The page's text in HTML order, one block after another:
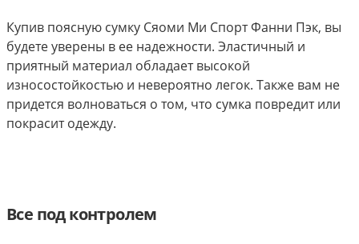
Купив поясную сумку Сяоми Ми Спорт Фанни Пэк, вы
будете уверены в ее надежности. Эластичный и
приятный материал обладает высокой
износостойкостью и невероятно легок. Также вам не
придется волноваться о том, что сумка повредит или
покрасит одежду.
Все под контролем